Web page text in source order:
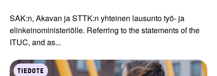
SAK:n, Akavan ja STTK:n yhteinen lausunto työ- ja
elinkeinoministeriölle. Referring to the statements of the
ITUC, and as...
TIEDOTE